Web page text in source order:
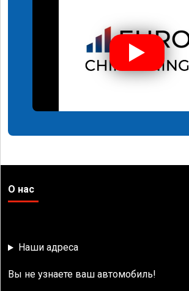
О нас
Наши адреса
Вы не узнаете ваш автомобиль!